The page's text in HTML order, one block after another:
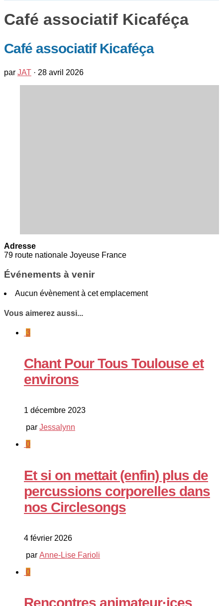
Café associatif Kicaféça
Café associatif Kicaféça
par JAT · 28 avril 2026
Adresse
79 route nationale Joyeuse France
Événements à venir
Aucun évènement à cet emplacement
Vous aimerez aussi...
3
Chant Pour Tous Toulouse et
environs
1 décembre 2023
par Jessalynn
0
Et si on mettait (enfin) plus de
percussions corporelles dans
nos Circlesongs
4 février 2026
par Anne-Lise Farioli
0
Rencontres animateur·ices